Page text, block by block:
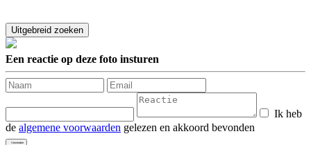
Een reactie op deze foto insturen
Ik heb
de algemene voorwaarden gelezen en akkoord bevonden